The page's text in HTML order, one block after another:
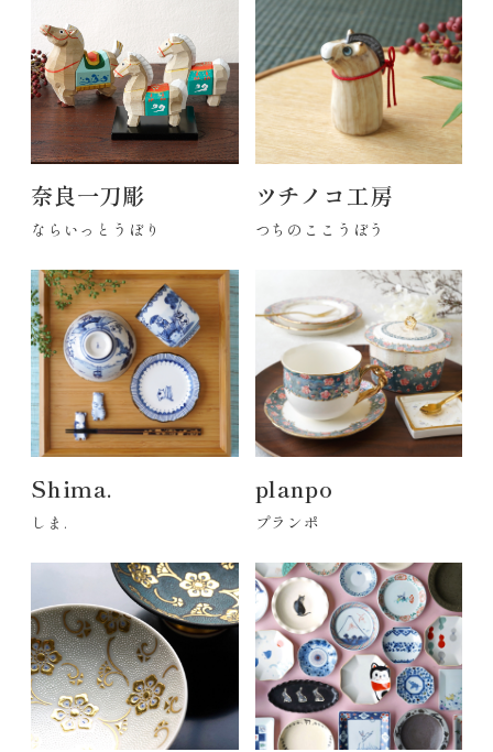
奈良一刀彫
ならいっとうぼり
ツチノコ工房
つちのここうぼう
Shima.
しま.
planpo
プランポ